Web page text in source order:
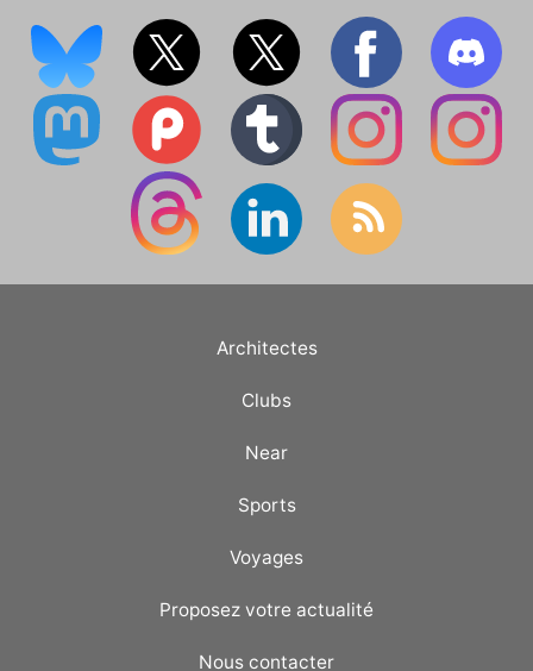
Architectes
Clubs
Near
Sports
Voyages
Proposez votre actualité
Nous contacter